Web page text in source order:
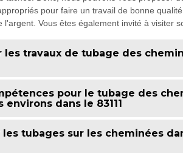
pour faire un travail de bonne
Vous êtes également invité à visiter
les travaux de tubage des
pour le tubage des
dans le 83111
tubages sur les cheminées